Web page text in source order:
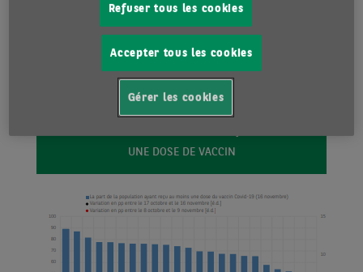
UNE DOSE DE VACCIN
Refuser tous les cookies
Accepter tous les cookies
Gérer les cookies